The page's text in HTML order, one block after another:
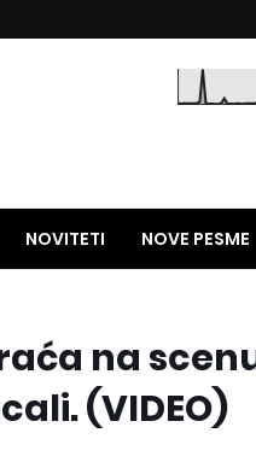
NOVITETI NOVE PESME
na
(VIDEO)